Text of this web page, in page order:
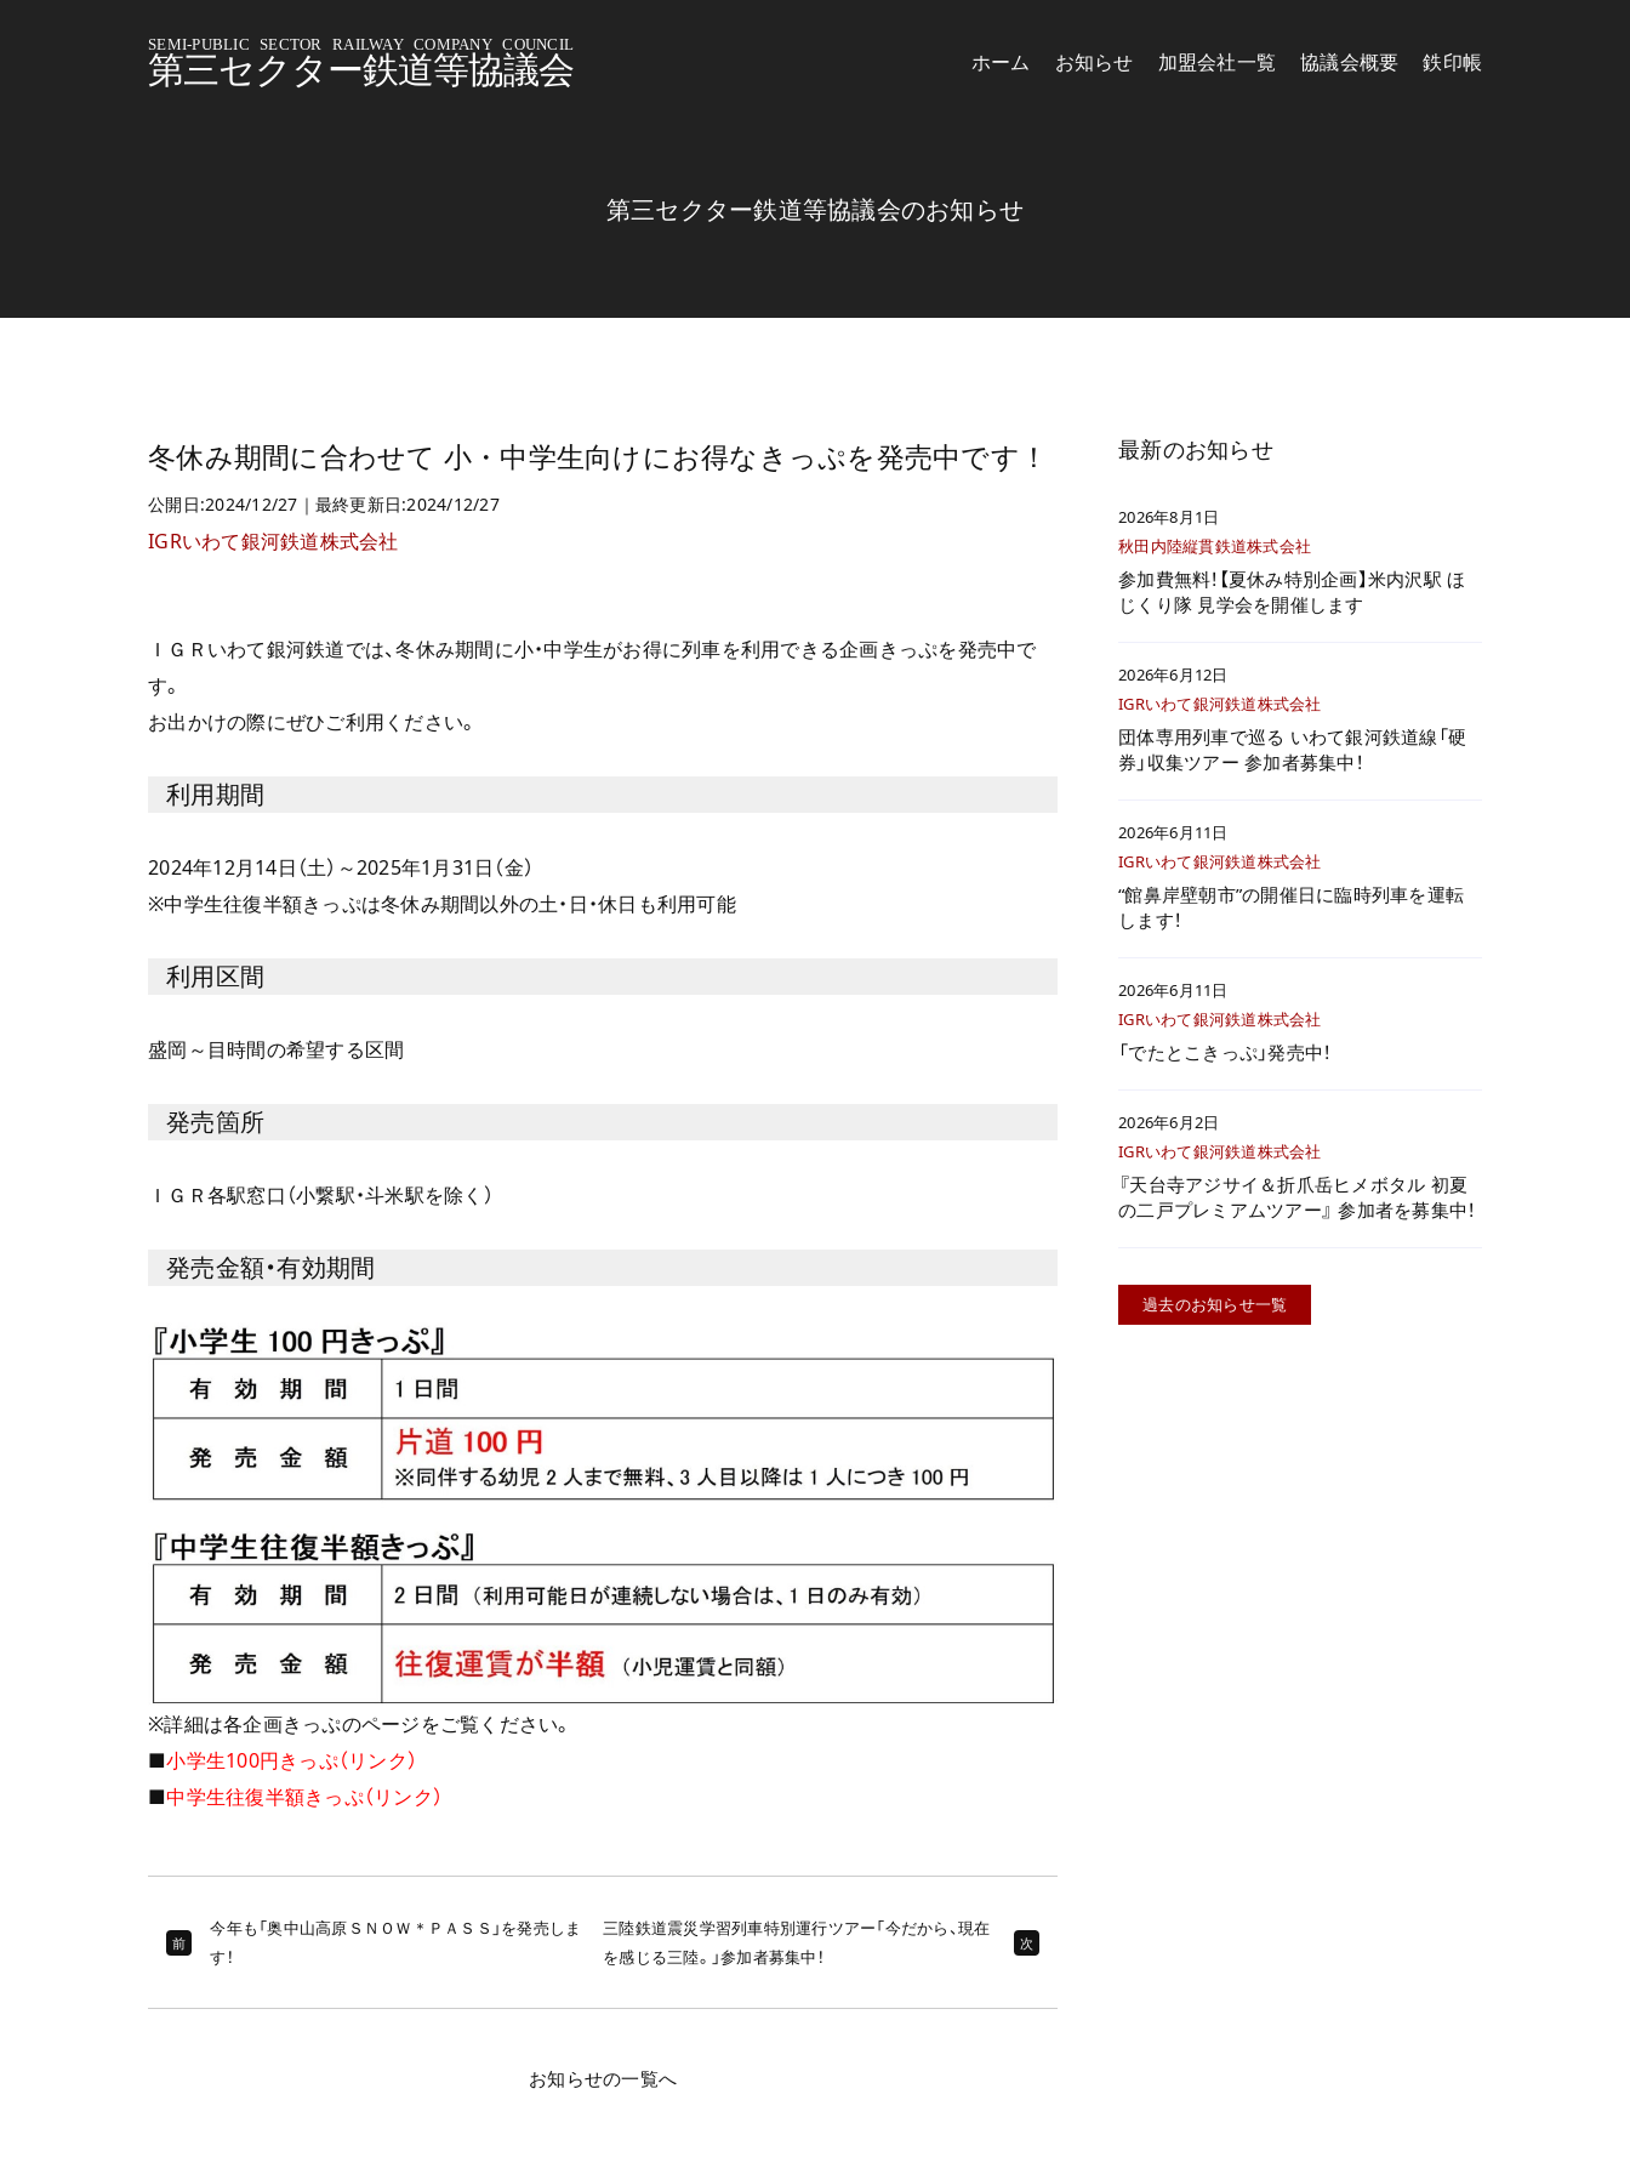
SEMI-PUBLIC SECTOR RAILWAY COMPANY COUNCIL
第三セクター鉄道等協議会 ホーム お知らせ 加盟会社一覧 協議会概要 鉄印帳
第三セクター鉄道等協議会のお知らせ
冬休み期間に合わせて 小・中学生向けにお得なきっぷを発売中です！
公開日:2024/12/27｜最終更新日:2024/12/27
IGRいわて銀河鉄道株式会社
ＩＧＲいわて銀河鉄道では、冬休み期間に小・中学生がお得に列車を利用できる企画きっぷを発売中で
す。
お出かけの際にぜひご利用ください。
利用期間
2024年12月14日（土）～2025年1月31日（金）
※中学生往復半額きっぷは冬休み期間以外の土・日・休日も利用可能
利用区間
盛岡～目時間の希望する区間
発売箇所
ＩＧＲ各駅窓口（小繋駅・斗米駅を除く）
発売金額・有効期間
※詳細は各企画きっぷのページをご覧ください。
■小学生100円きっぷ（リンク）
■中学生往復半額きっぷ（リンク）
前
今年も「奥中山高原ＳＮＯＷ＊ＰＡＳＳ」を発売しま
す！
三陸鉄道震災学習列車特別運行ツアー「今だから、現在
を感じる三陸。」参加者募集中！
次
お知らせの一覧へ
最新のお知らせ
2026年8月1日
秋田内陸縦貫鉄道株式会社
参加費無料！【夏休み特別企画】米内沢駅 ほ
じくり隊 見学会を開催します
2026年6月12日
IGRいわて銀河鉄道株式会社
団体専用列車で巡る いわて銀河鉄道線「硬
券」収集ツアー 参加者募集中！
2026年6月11日
IGRいわて銀河鉄道株式会社
“館鼻岸壁朝市”の開催日に臨時列車を運転
します！
2026年6月11日
IGRいわて銀河鉄道株式会社
「でたとこきっぷ」発売中！
2026年6月2日
IGRいわて銀河鉄道株式会社
『天台寺アジサイ＆折爪岳ヒメボタル 初夏
の二戸プレミアムツアー』 参加者を募集中！
過去のお知らせ一覧